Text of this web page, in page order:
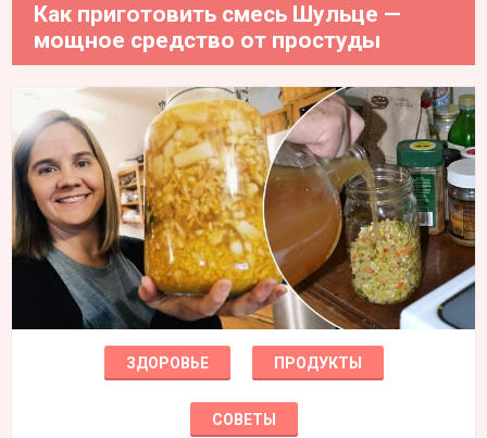
Как приготовить смесь Шульце —
мощное средство от простуды
ЗДОРОВЬЕ ПРОДУКТЫ
СОВЕТЫ